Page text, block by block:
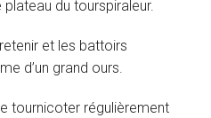
du tourspiraleur.
et les battoirs
d’un grand ours.
tournicoter régulièrement